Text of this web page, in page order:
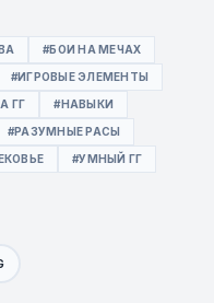
#БОИ НА МЕЧАХ
#ИГРОВЫЕ ЭЛЕМЕНТЫ
ГГ #НАВЫКИ
#РАЗУМНЫЕ РАСЫ
#УМНЫЙ ГГ